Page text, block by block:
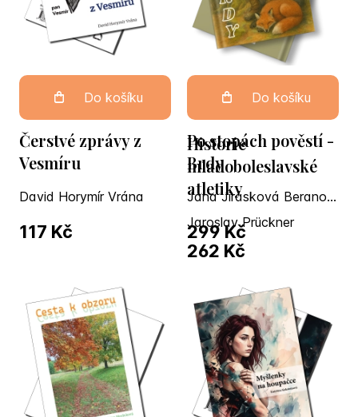
Historie
mladoboleslavské
atletiky
Jaroslav Prückner
262 Kč
Do košíku
Čerstvé zprávy z
Vesmíru
David Horymír Vrána
117 Kč
Do košíku
Po stopách pověstí -
Brdy
Jana Jirásková Beranová
299 Kč